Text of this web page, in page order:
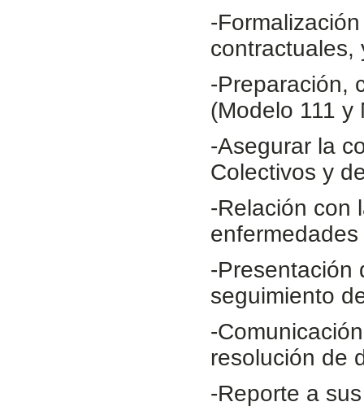
-
contractuales,
-Preparación,
(Modelo 111 y
-Asegurar la
Colectivos y
-Relación con
-Presentación
seguimiento
-
resolución de
-Reporte a